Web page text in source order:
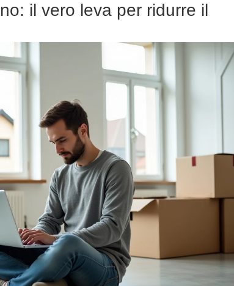
il vero leva per ridurre il